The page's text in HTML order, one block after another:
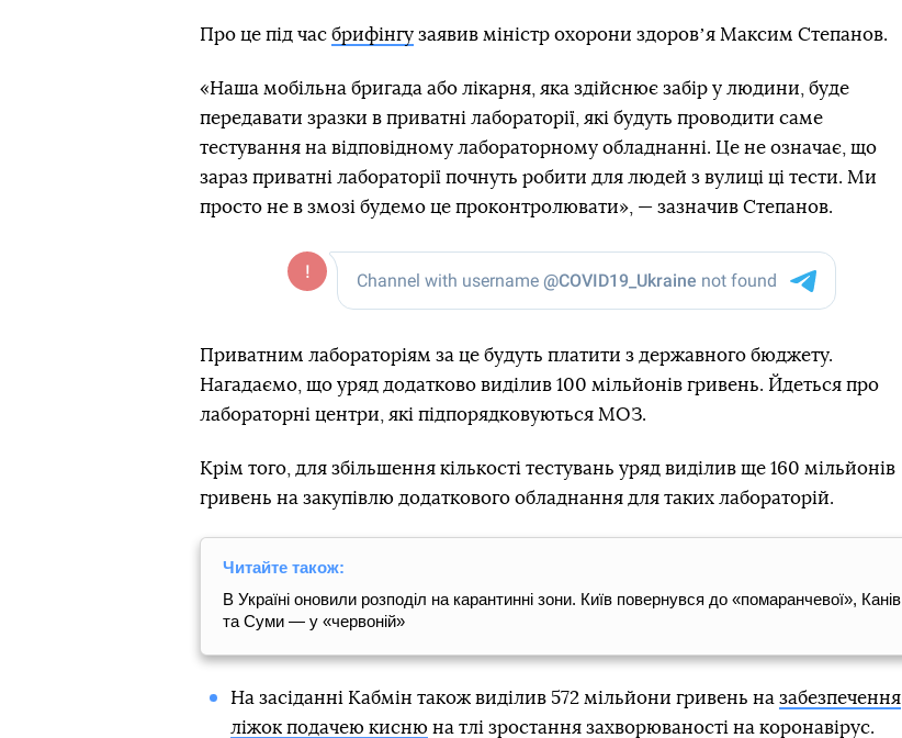
Про це під час брифінгу заявив міністр охорони здоровʼя Максим Степанов.
«Наша мобільна бригада або лікарня, яка здійснює забір у людини, буде
передавати зразки в приватні лабораторії, які будуть проводити саме
тестування на відповідному лабораторному обладнанні. Це не означає, що
зараз приватні лабораторії почнуть робити для людей з вулиці ці тести. Ми
просто не в змозі будемо це проконтролювати», — зазначив Степанов.
Приватним лабораторіям за це будуть платити з державного бюджету.
Нагадаємо, що уряд додатково виділив 100 мільйонів гривень. Йдеться про
лабораторні центри, які підпорядковуються МОЗ.
Крім того, для збільшення кількості тестувань уряд виділив ще 160 мільйонів
гривень на закупівлю додаткового обладнання для таких лабораторій.
Читайте також:
В Україні оновили розподіл на карантинні зони. Київ повернувся до «помаранчевої», Канів
та Суми — у «червоній»
На засіданні Кабмін також виділив 572 мільйони гривень на забезпечення
ліжок подачею киснюна тлі зростання захворюваності на коронавірус.